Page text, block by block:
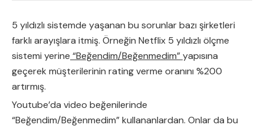
5 yıldızlı sistemde yaşanan bu sorunlar bazı şirketleri
farklı arayışlara itmiş. Örneğin Netflix 5 yıldızlı ölçme
sistemi yerine “Beğendim/Beğenmedim”yapısına
geçerek müşterilerinin rating verme oranını %200
artırmış.
Youtube’da video beğenilerinde
“Beğendim/Beğenmedim” kullananlardan. Onlar da bu